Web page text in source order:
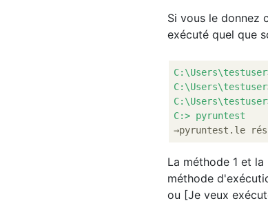
Si vous le donnez
exécuté quel que
C:\Users\testuser>
C:\Users\testuser>
C:> pyruntest
La méthode 1 et
méthode
ou [Je veux